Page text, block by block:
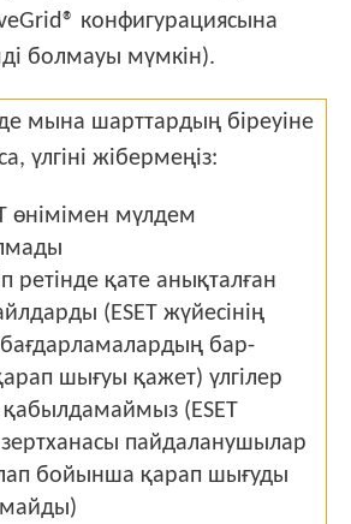
конфигурациясына
болмауы мүмкін).
мына шарттардың біреуіне
үлгіні жібермеңіз:
өнімімен мүлдем
ретінде қате анықталған
(ESET жүйесінің
бар-
шығуы қажет) үлгілер
қабылдамаймыз (ESET
зертханасы пайдаланушылар
бойынша қарап шығуды